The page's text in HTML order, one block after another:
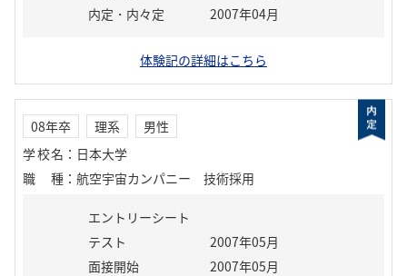
内定・内々定
2007年04月
体験記の詳細はこちら
08年卒 理系
男性
学校名 ： 日本大学
職種 ： 航空宇宙カンパニー 技術採用
エントリーシート
テスト
2007年05月
面接開始
2007年05月